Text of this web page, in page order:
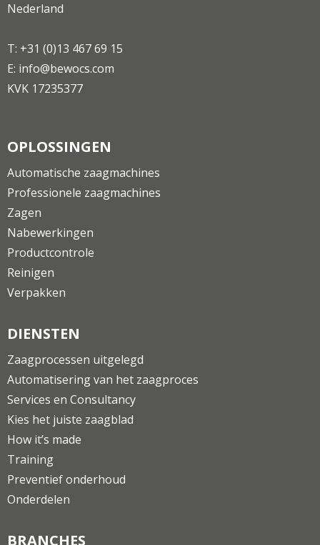
Nederland
T: +31 (0)13 467 69 15
E: info@bewocs.com
KVK 17235377
OPLOSSINGEN
Automatische zaagmachines
Professionele zaagmachines
Zagen
Nabewerkingen
Productcontrole
Reinigen
Verpakken
DIENSTEN
Zaagprocessen uitgelegd
Automatisering van het zaagproces
Services en Consultancy
Kies het juiste zaagblad
How it’s made
Training
Preventief onderhoud
Onderdelen
BRANCHES